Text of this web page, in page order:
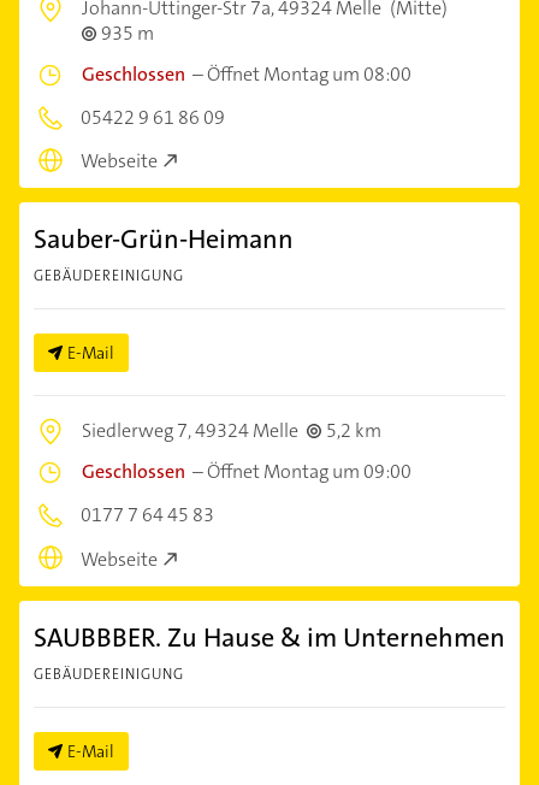
Johann-Uttinger-Str 7a,49324 Melle (Mitte)
935 m
Geschlossen –Öffnet Montag um 08:00
05422 9 61 86 09
Webseite
Sauber-Grün-Heimann
GEBÄUDEREINIGUNG
E-Mail
Siedlerweg 7,49324 Melle
5,2 km
Geschlossen –Öffnet Montag um 09:00
0177 7 64 45 83
Webseite
SAUBBBER. Zu Hause & im Unternehmen
GEBÄUDEREINIGUNG
E-Mail